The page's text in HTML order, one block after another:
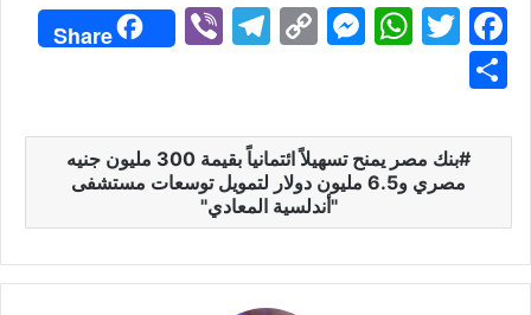
F
e
b
o
k
T
er
W
s
A
p
M
s
e
n
g
er
C
y
Li
n
k
T
gr
a
m
Vi
b
Share
ar
e
بنك مصر يمنح تسهيلاً ائتمانياً بقيمة 300 مليون جنيه
مصري و6.5 مليون دولار لتمويل توسعات مستشفى
"أندلسية المعادي"